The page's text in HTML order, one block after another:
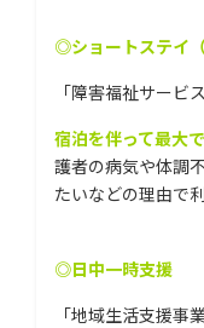
◎ショートステイ（
「障害福祉サービス
宿泊を伴って最大
護者の病気や体調
たいなどの理由で
◎日中一時支援
「地域生活支援事業